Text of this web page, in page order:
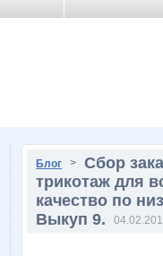
Блог > Сбор
трикотаж для
качество по
Выкуп 9.